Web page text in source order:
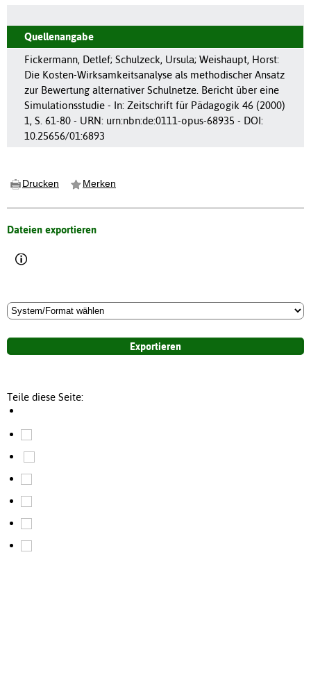
Quellenangabe
Fickermann, Detlef; Schulzeck, Ursula; Weishaupt, Horst:
Die Kosten-Wirksamkeitsanalyse als methodischer Ansatz
zur Bewertung alternativer Schulnetze. Bericht über eine
Simulationsstudie - In: Zeitschrift für Pädagogik 46 (2000)
1, S. 61-80 - URN: urn:nbn:de:0111-opus-68935 - DOI:
10.25656/01:6893
Drucken Merken
Dateien exportieren
Teile diese Seite: